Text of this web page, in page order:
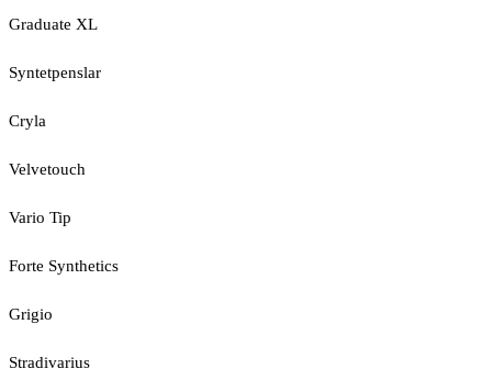
Graduate XL
Syntetpenslar
Cryla
Velvetouch
Vario Tip
Forte Synthetics
Grigio
Stradivarius